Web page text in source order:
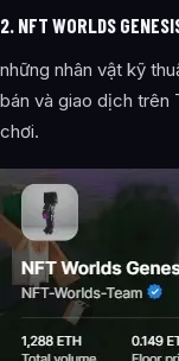
2. NFT WORLDS
những nhân vật kỹ
bán và giao dịch trên
chơi.